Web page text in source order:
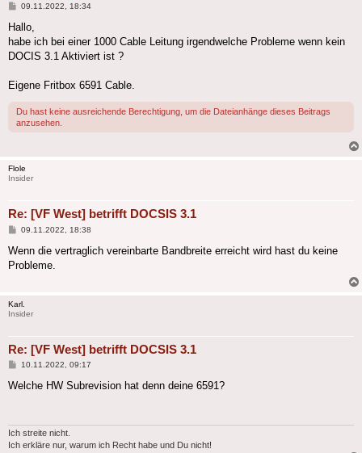
Beitrag
09.11.2022, 18:34
Hallo,
habe ich bei einer 1000 Cable Leitung irgendwelche Probleme wenn kein
DOCIS 3.1 Aktiviert ist ?
Eigene Fritbox 6591 Cable.
Du hast keine ausreichende Berechtigung, um die Dateianhänge dieses Beitrags
anzusehen.
Flole
Insider
Re: [VF West] betrifft DOCSIS 3.1
Beitrag
09.11.2022, 18:38
Wenn die vertraglich vereinbarte Bandbreite erreicht wird hast du keine
Probleme.
Karl.
Insider
Re: [VF West] betrifft DOCSIS 3.1
Beitrag
10.11.2022, 09:17
Welche HW Subrevision hat denn deine 6591?
Ich streite nicht.
Ich erkläre nur, warum ich Recht habe und Du nicht!